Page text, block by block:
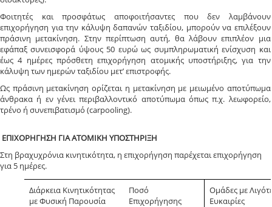
Φοιτητές και προσφάτως αποφοιτήσαντες που δεν λαμβάνουν
επιχορήγηση για την κάλυψη δαπανών ταξιδίου, μπορούν να επιλέξουν
πράσινη μετακίνηση. Στην περίπτωση αυτή, θα λάβουν επιπλέον μια
εφάπαξ συνεισφορά ύψους 50 ευρώ ως συμπληρωματική ενίσχυση και
έως 4 ημέρες πρόσθετη επιχορήγηση ατομικής υποστήριξης, για την
κάλυψη των ημερών ταξιδίου μετ’ επιστροφής.
Ως πράσινη μετακίνηση ορίζεται η μετακίνηση με μειωμένο αποτύπωμα
άνθρακα ή εν γένει περιβαλλοντικό αποτύπωμα όπως π.χ. λεωφορείο,
τρένο ή συνεπιβατισμό (carpooling).
ΕΠΙΧΟΡΗΓΗΣΗ ΓΙΑ ΑΤΟΜΙΚΗ ΥΠΟΣΤΗΡΙΞΗ
Στη βραχυχρόνια κινητικότητα, η επιχορήγηση παρέχεται επιχορήγηση
για 5 ημέρες.
Διάρκεια Κινητικότητας
με Φυσική Παρουσία
Ποσό
Επιχορήγησης
Ομάδες με
Ευκαιρίες